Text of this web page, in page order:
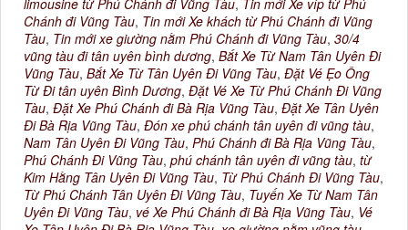
limousine từ Phú Chánh đi Vũng Tàu, Tin mới Xe víp từ Phú
Chánh đi Vũng Tàu, Tin mới Xe khách từ Phú Chánh đi Vũng
Tàu, Tin mới xe giường nằm Phú Chánh đi Vũng Tàu, 30/4
vũng tàu đi tân uyên bình dương, Bắt Xe Từ Nam Tân Uyên Đi
Vũng Tàu, Bắt Xe Từ Tân Uyên Đi Vũng Tàu, Đặt Vé Ẹo Ông
Từ Đi tân uyên Bình Dương, Đặt Vé Xe Từ Phú Chánh Đi Vũng
Tàu, Đặt Xe Phú Chánh đi Bà Rịa Vũng Tàu, Đặt Xe Tân Uyên
Đi Bà Rịa Vũng Tàu, Đón xe phú chánh tân uyên đi vũng tàu,
Nam Tân Uyên Đi Vũng Tàu, Phú Chánh đi Bà Rịa Vũng Tàu,
Phú Chánh Đi Vũng Tàu, phú chánh tân uyên đi vũng tàu, từ
Kim Hằng Tân Uyên Đi Vũng Tàu, Từ Phú Chánh Đi Vũng Tàu,
Từ Phú Chánh Tân Uyên Đi Vũng Tàu, Tuyến Xe Từ Nam Tân
Uyên Đi Vũng Tàu, vé Xe Phú Chánh đi Bà Rịa Vũng Tàu, Vé